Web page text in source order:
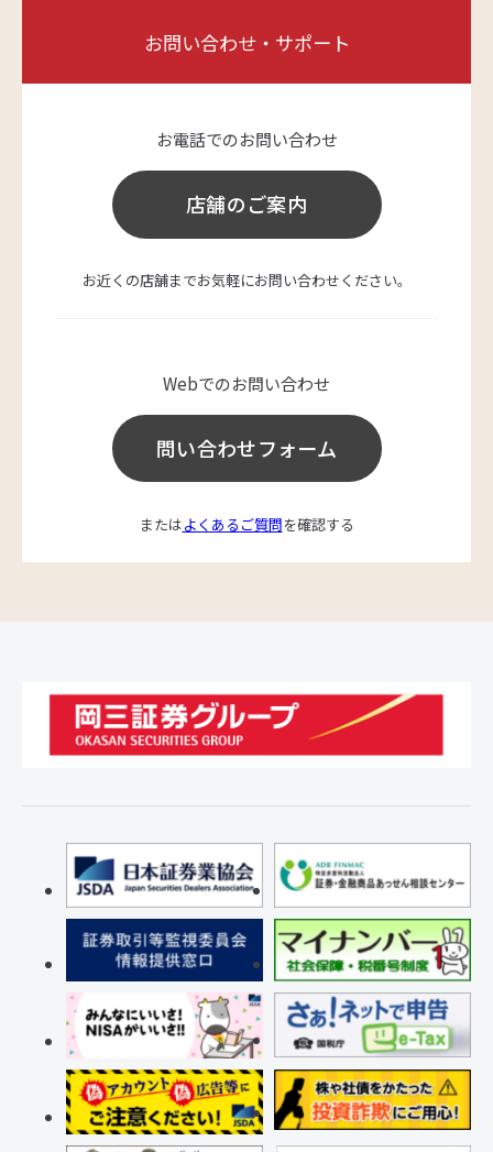
お問い合わせ・サポート
お電話でのお問い合わせ
店舗のご案内
お近くの店舗までお気軽にお問い合わせください。
Webでのお問い合わせ
問い合わせフォーム
またはよくあるご質問を確認する